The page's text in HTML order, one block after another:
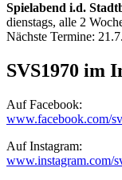
Spielabend i.d.
dienstags, alle 2
Nächste Termine:
SVS1970 im
Auf Facebook:
www.facebook.com/
Auf Instagram:
www.instagram.com/